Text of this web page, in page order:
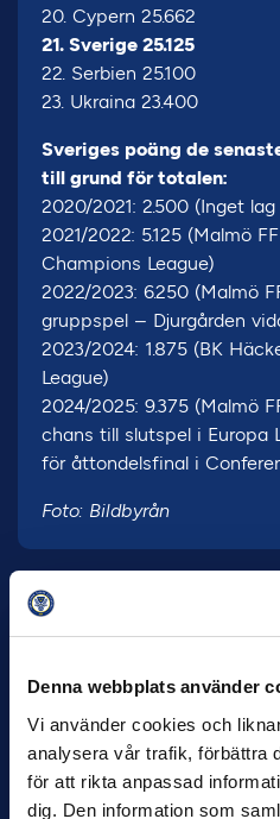
Denna webbplats använder
Vi använder cookies och
analysera vår trafik, förbättra
för att rikta anpassad
dig. Den information som
20. Cypern 25.662
21. Sverige 25.125
22. Serbien 25.100
23. Ukraina 23.400
Sveriges poäng de
till grund för totalen:
2020/2021: 2.500 (Inget
2021/2022: 5.125 (Malmö
Champions League)
2022/2023: 6.250 (Malmö
gruppspel – Djurgården
2023/2024: 1.875 (BK
League)
2024/2025: 9.375 (Malmö
chans till slutspel i Europa
för åttondelsfinal i
Foto: Bildbyrån
7 AUGUSTI
Rösta på Månadens
juli